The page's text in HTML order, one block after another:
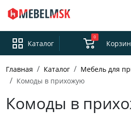
Каталог
0
Главная Каталог
Мебель для
Комоды в прихожую
Комоды в